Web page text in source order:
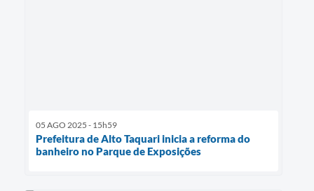
05 AGO 2025 - 15h59
Prefeitura de Alto Taquari inicia a reforma do
banheiro no Parque de Exposições